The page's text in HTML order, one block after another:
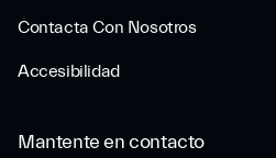
Contacta Con Nosotros
Accesibilidad
Mantente en contacto